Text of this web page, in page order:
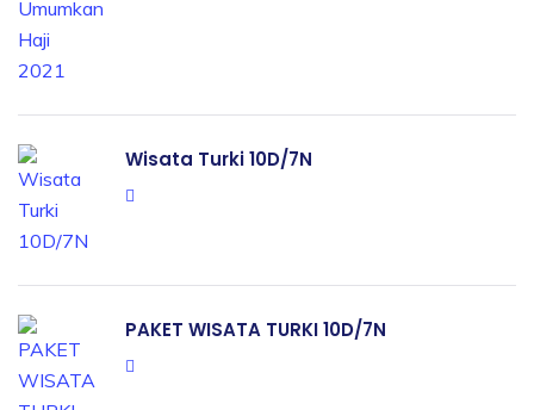
Wisata Turki 10D/7N
PAKET WISATA TURKI 10D/7N